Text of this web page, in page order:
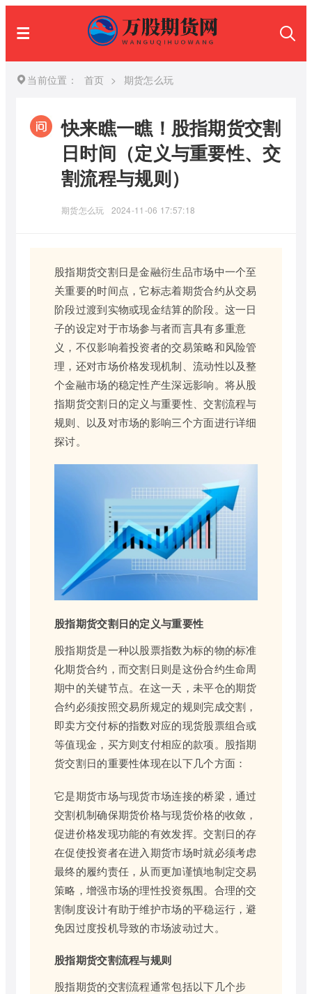
当前位置： 首页 > 期货怎么玩
快来瞧一瞧！股指期货交割
日时间（定义与重要性、交
割流程与规则）
期货怎么玩 2024-11-06 17:57:18
股指期货交割日是金融衍生品市场中一个至
关重要的时间点，它标志着期货合约从交易
阶段过渡到实物或现金结算的阶段。这一日
子的设定对于市场参与者而言具有多重意
义，不仅影响着投资者的交易策略和风险管
理，还对市场价格发现机制、流动性以及整
个金融市场的稳定性产生深远影响。将从股
指期货交割日的定义与重要性、交割流程与
规则、以及对市场的影响三个方面进行详细
探讨。
股指期货交割日的定义与重要性
股指期货是一种以股票指数为标的物的标准
化期货合约，而交割日则是这份合约生命周
期中的关键节点。在这一天，未平仓的期货
合约必须按照交易所规定的规则完成交割，
即卖方交付标的指数对应的现货股票组合或
等值现金，买方则支付相应的款项。股指期
货交割日的重要性体现在以下几个方面：
它是期货市场与现货市场连接的桥梁，通过
交割机制确保期货价格与现货价格的收敛，
促进价格发现功能的有效发挥。交割日的存
在促使投资者在进入期货市场时就必须考虑
最终的履约责任，从而更加谨慎地制定交易
策略，增强市场的理性投资氛围。合理的交
割制度设计有助于维护市场的平稳运行，避
免因过度投机导致的市场波动过大。
股指期货交割流程与规则
股指期货的交割流程通常包括以下几个步